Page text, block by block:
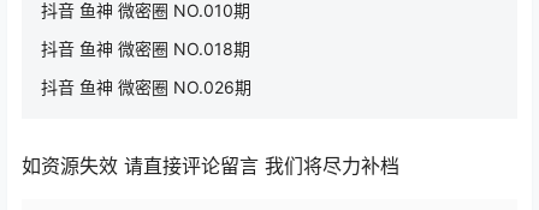
抖音 鱼神 微密圈 NO.010期
抖音 鱼神 微密圈 NO.018期
抖音 鱼神 微密圈 NO.026期
如资源失效 请直接评论留言 我们将尽力补档